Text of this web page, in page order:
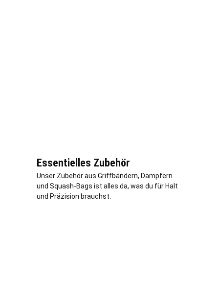
Essentielles Zubehör
Unser Zubehör aus Griffbändern, Dämpfern
und Squash-Bags ist alles da, was du für Halt
und Präzision brauchst.